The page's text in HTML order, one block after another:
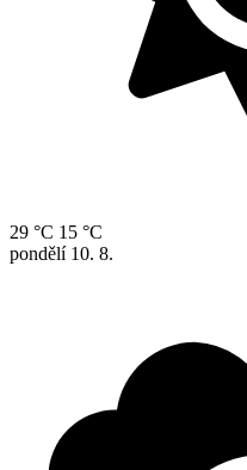
29 °C 15 °C
pondělí 10. 8.